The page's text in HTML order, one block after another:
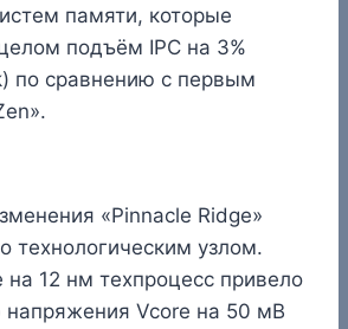
памяти, которые
подъём IPC на 3%
по сравнению с первым
«Pinnacle Ridge»
технологическим узлом.
12 нм техпроцесс привело
Vcore на 50 мВ